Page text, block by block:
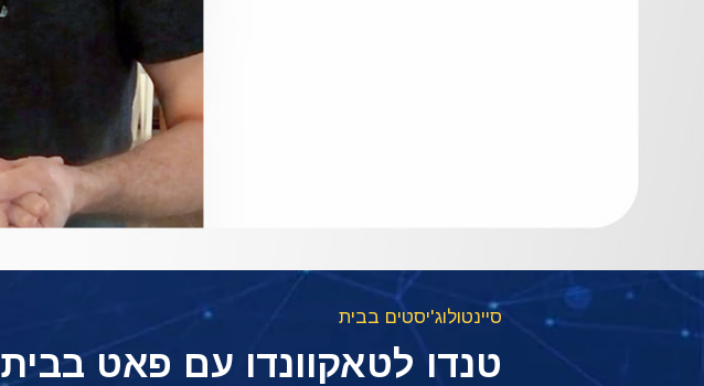
סיינטולוג'יסטים בבית
טנדו לטאקוונדו עם פאט בבית